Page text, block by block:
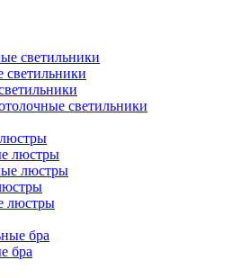
светильники
светильники
люстры
люстры
люстры
бра
бра